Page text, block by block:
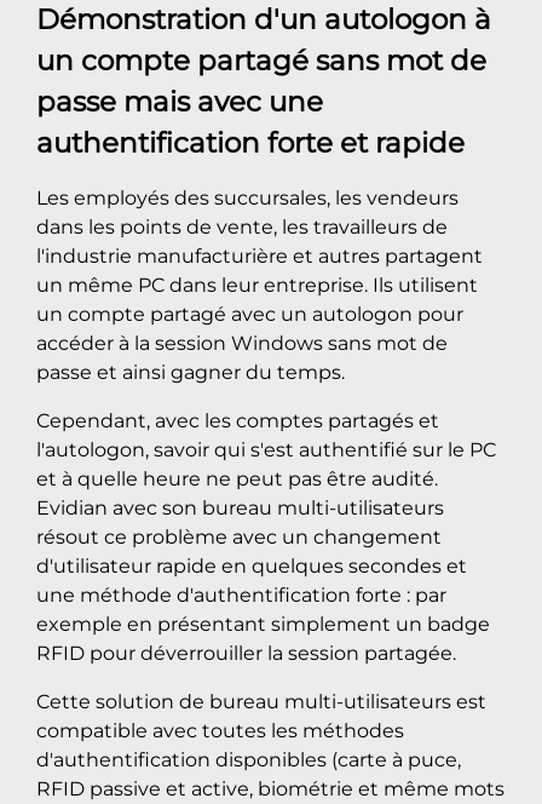
Démonstration d'un autologon à
un compte partagé sans mot de
passe mais avec une
authentification forte et rapide
Les employés des succursales, les vendeurs
dans les points de vente, les travailleurs de
l'industrie manufacturière et autres partagent
un même PC dans leur entreprise. Ils utilisent
un compte partagé avec un autologon pour
accéder à la session Windows sans mot de
passe et ainsi gagner du temps.
Cependant, avec les comptes partagés et
l'autologon, savoir qui s'est authentifié sur le PC
et à quelle heure ne peut pas être audité.
Evidian avec son bureau multi-utilisateurs
résout ce problème avec un changement
d'utilisateur rapide en quelques secondes et
une méthode d'authentification forte : par
exemple en présentant simplement un badge
RFID pour déverrouiller la session partagée.
Cette solution de bureau multi-utilisateurs est
compatible avec toutes les méthodes
d'authentification disponibles (carte à puce,
RFID passive et active, biométrie et même mots